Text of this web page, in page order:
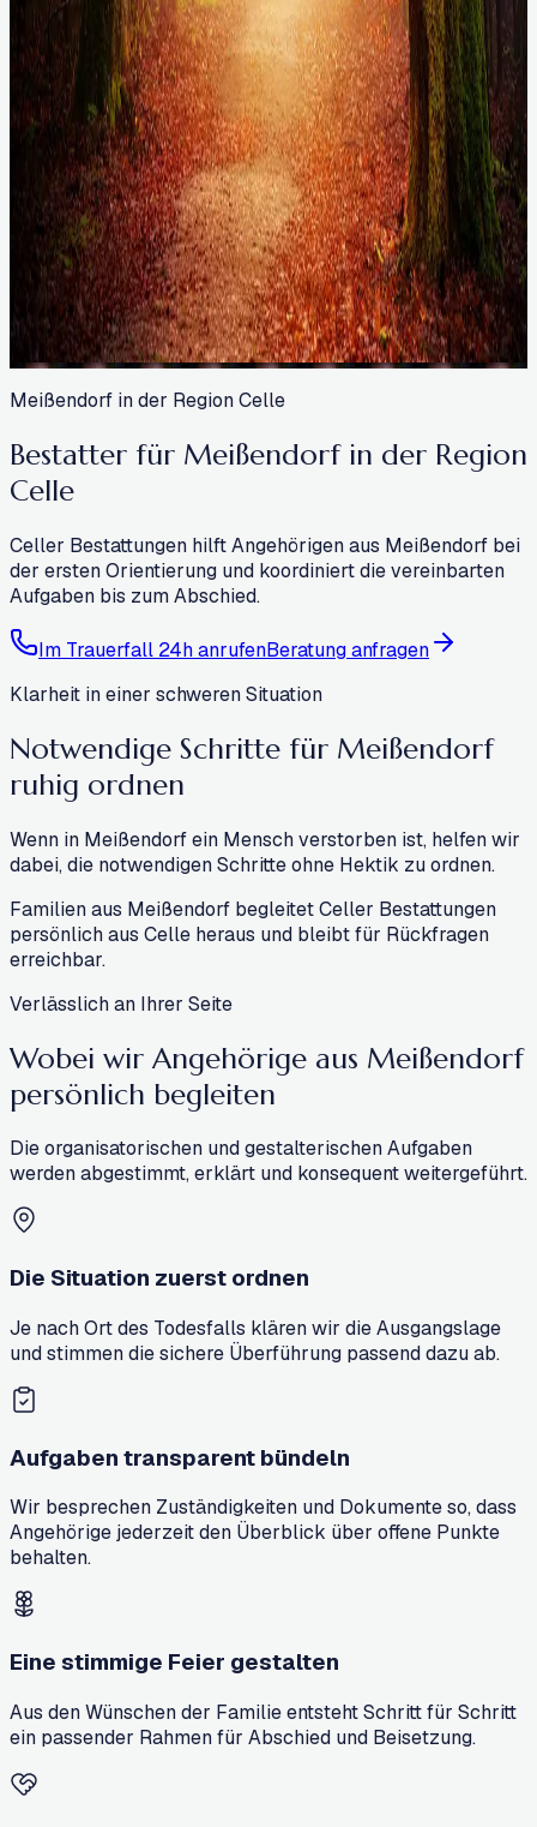
Meißendorf in der Region Celle
Bestatter für Meißendorf in der Region
Celle
Celler Bestattungen hilft Angehörigen aus Meißendorf bei
der ersten Orientierung und koordiniert die vereinbarten
Aufgaben bis zum Abschied.
Im Trauerfall 24h anrufenBeratung anfragen
Klarheit in einer schweren Situation
Notwendige Schritte für Meißendorf
ruhig ordnen
Wenn in Meißendorf ein Mensch verstorben ist, helfen wir
dabei, die notwendigen Schritte ohne Hektik zu ordnen.
Familien aus Meißendorf begleitet Celler Bestattungen
persönlich aus Celle heraus und bleibt für Rückfragen
erreichbar.
Verlässlich an Ihrer Seite
Wobei wir Angehörige aus Meißendorf
persönlich begleiten
Die organisatorischen und gestalterischen Aufgaben
werden abgestimmt, erklärt und konsequent weitergeführt.
Die Situation zuerst ordnen
Je nach Ort des Todesfalls klären wir die Ausgangslage
und stimmen die sichere Überführung passend dazu ab.
Aufgaben transparent bündeln
Wir besprechen Zuständigkeiten und Dokumente so, dass
Angehörige jederzeit den Überblick über offene Punkte
behalten.
Eine stimmige Feier gestalten
Aus den Wünschen der Familie entsteht Schritt für Schritt
ein passender Rahmen für Abschied und Beisetzung.